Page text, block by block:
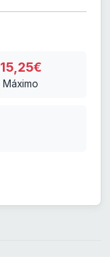
15,25€
Máximo